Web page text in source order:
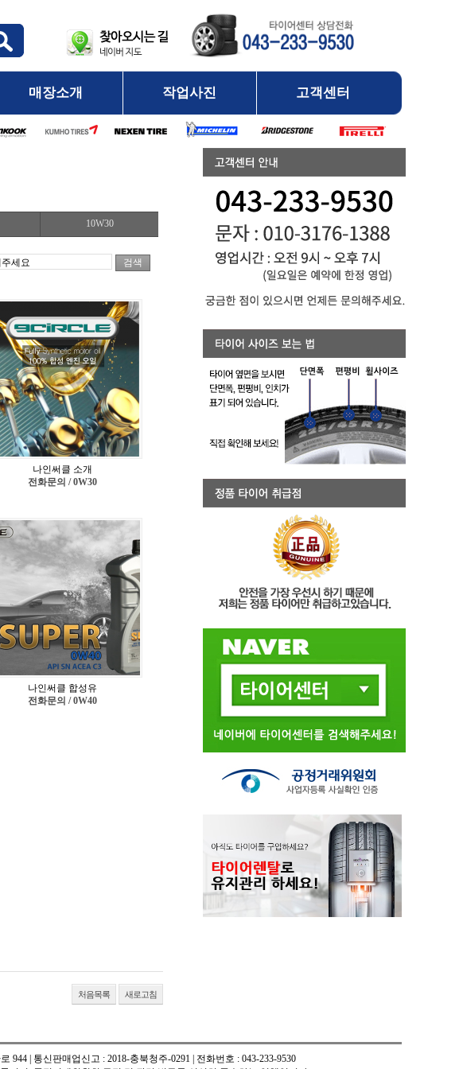
매장소개 작업사진 고객센터
10W30
나인써클 소개
전화문의 / 0W30
나인써클 합성유
전화문의 / 0W40
처음목록 새로고침
944 | 통신판매업신고 : 2018-충북청주-0291 | 전화번호 : 043-233-9530